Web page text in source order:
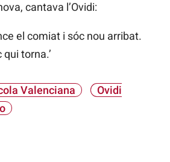
cantava l’Ovidi:
el comiat i sóc nou arribat.
qui torna.’
Valenciana
Ovidi